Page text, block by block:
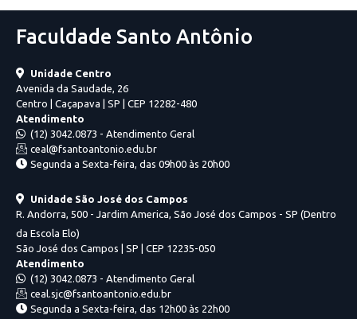
Faculdade Santo Antônio
Unidade Centro
Avenida da Saudade, 26
Centro | Caçapava | SP | CEP 12282-480
Atendimento
(12) 3042.0873 - Atendimento Geral
ceal@fsantoantonio.edu.br
Segunda a Sexta-feira, das 09h00 às 20h00
Unidade São José dos Campos
R. Andorra, 500 - Jardim America, São José dos Campos - SP (Dentro
da Escola Elo)
São José dos Campos | SP | CEP 12235-050
Atendimento
(12) 3042.0873 - Atendimento Geral
ceal.sjc@fsantoantonio.edu.br
Segunda a Sexta-feira, das 12h00 às 22h00